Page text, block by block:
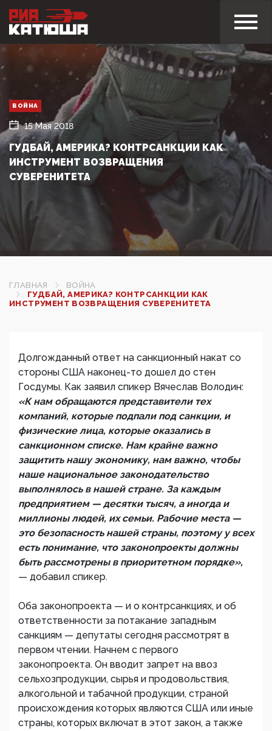
ВОЙНА
15 Мая 2018
ГУДБАЙ, АМЕРИКА? КОНТРСАНКЦИИ КАК
ИНСТРУМЕНТ ВОЗВРАЩЕНИЯ
СУВЕРЕНИТЕТА
ГЛАВНАЯ
ВОЙНА
ГУДБАЙ, АМЕРИКА? КОНТРСАНКЦИИ КАК
ИНСТРУМЕНТ ВОЗВРАЩЕНИЯ СУВЕРЕНИТЕТА
Долгожданный ответ на санкционный накат со
стороны США наконец-то дошел до стен
Госдумы. Как заявил спикер Вячеслав Володин:
«К нам обращаются представители тех
компаний, которые подпали под санкции, и
физические лица, которые оказались в
санкционном списке. Нам крайне важно
защитить нашу экономику, нам важно, чтобы
наше национальное законодательство
выполнялось в нашей стране. За каждым
предприятием — десятки тысяч, а иногда и
миллионы людей, их семьи. Рабочие места —
это безопасность нашей страны, поэтому у всех
есть понимание, что законопроекты должны
быть рассмотрены в приоритетном порядке»,
— добавил спикер.
Оба законопроекта — и о контрсанкциях, и об
ответственности за потакание западным
санкциям — депутаты сегодня рассмотрят в
первом чтении. Начнем с первого
законопроекта. Он вводит запрет на ввоз
сельхозпродукции, сырья и продовольствия,
алкогольной и табачной продукции, страной
происхождения которых являются США или иные
страны, которых включат в этот закон, а также